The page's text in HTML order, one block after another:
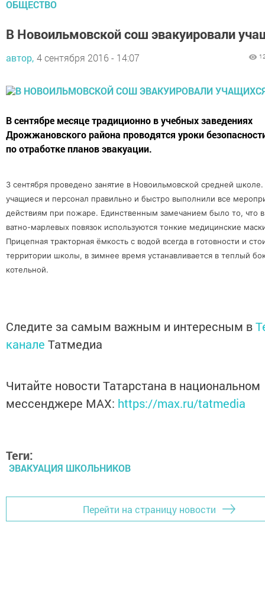
ОБЩЕСТВО
В Новоильмовской сош эвакуировали
автор, 4 сентября 2016 - 14:07
В сентябре месяце традиционно в учебных заведениях
Дрожжановского района проводятся уроки
по отработке планов эвакуации.
3 сентября проведено занятие в Новоильмовской средней школе.
учащиеся и персонал правильно и быстро выполнили все
действиям при пожаре. Единственным замечанием было то, что
ватно-марлевых повязок используются тонкие медицинские
Прицепная тракторная ёмкость с водой всегда в готовности и
территории школы, в зимнее время устанавливается в теплый
котельной.
Следите за самым важным и интересным в
канале Татмедиа
Читайте новости Татарстана в национальном
мессенджере MАХ: https://max.ru/tatmedia
Теги:
ЭВАКУАЦИЯ ШКОЛЬНИКОВ
Перейти на страницу новости